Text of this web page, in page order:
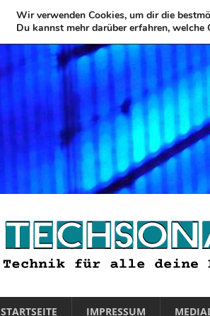
STARTSEITE IMPRESSUM
Wir verwenden Cookies, um dir die
Du kannst mehr darüber erfahren,